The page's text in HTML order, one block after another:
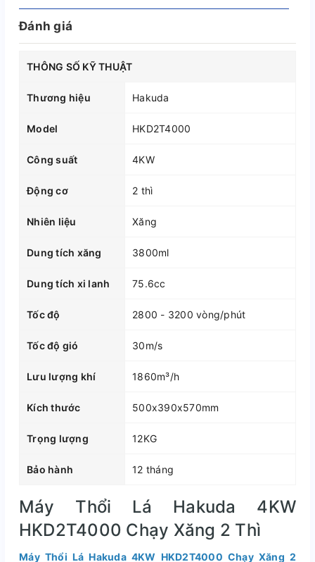
Đánh giá
THÔNG SỐ KỸ THUẬT
Thương hiệu Hakuda
Model HKD2T4000
Công suất 4KW
Động cơ 2 thì
Nhiên liệu Xăng
Dung tích xăng 3800ml
Dung tích xi lanh 75.6cc
Tốc độ 2800 - 3200 vòng/phút
Tốc độ gió 30m/s
Lưu lượng khí 1860m³/h
Kích thước 500x390x570mm
Trọng lượng 12KG
Bảo hành 12 tháng
Máy Thổi Lá Hakuda 4KW
HKD2T4000 Chạy Xăng 2 Thì
Máy Thổi Lá Hakuda 4KW HKD2T4000 Chạy Xăng 2